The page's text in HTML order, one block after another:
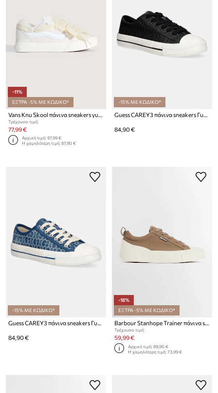
-11%
ΕΞΤΡΑ -5% ΜΕ ΚΩΔΙΚΟ*
Τρέχουσα τιμή:
77,99 €
Αρχική τιμή:97,99 €
Η χαμηλότερη τιμή:87,90 €
-15% ΜΕ ΚΩΔΙΚΟ*
84,90 €
-15% ΜΕ ΚΩΔΙΚΟ*
Guess CAREY3 πάνινα sneakers Γυναικεία
84,90 €
-18%
ΕΞΤΡΑ -5% ΜΕ ΚΩΔΙΚΟ*
Barbour Stanhope Trainer πάνινα sneakers Γυναικεία
Τρέχουσα τιμή:
59,99 €
Αρχική τιμή:89,90 €
Η χαμηλότερη τιμή:73,99 €